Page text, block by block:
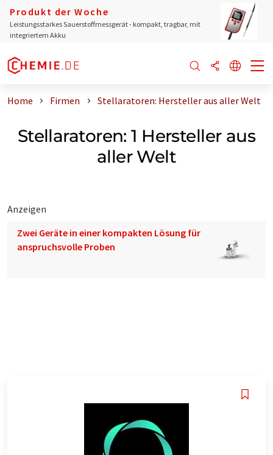
Produkt der Woche
Leistungsstarkes Sauerstoffmessgerät - kompakt, tragbar, mit
integriertem Akku
Home Firmen Stellaratoren: Hersteller aus aller Welt
Stellaratoren: 1 Hersteller aus
aller Welt
Anzeigen
Zwei Geräte in einer kompakten Lösung für
anspruchsvolle Proben